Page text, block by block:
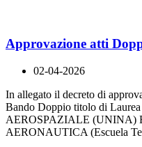
Approvazione atti
02-04-2026
In allegato il decreto di
Bando Doppio titolo di
AEROSPAZIALE (UNINA)
AERONAUTICA (Escuela